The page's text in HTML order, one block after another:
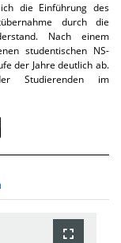
die Einführung des
durch die
Nach einem
studentischen NS-
der Jahre deutlich ab.
Studierenden im